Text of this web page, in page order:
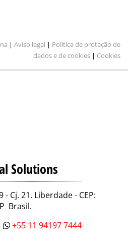
| Aviso legal | Política de proteção de
dados e de cookies | Cookies
Solutions
- Cj. 21. Liberdade - CEP:
Brasil.
+55 11 94197 7444